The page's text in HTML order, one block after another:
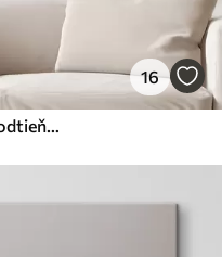
16
Reliéfne listy v teplých béžových odtieňoch